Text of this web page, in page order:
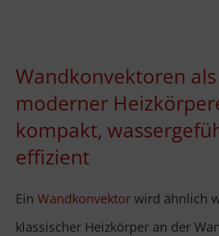
Wandkonvektoren als
moderner
kompakt,
effizient
EinWandkonvektor wird ähnlich
klassischer Heizkörper an der